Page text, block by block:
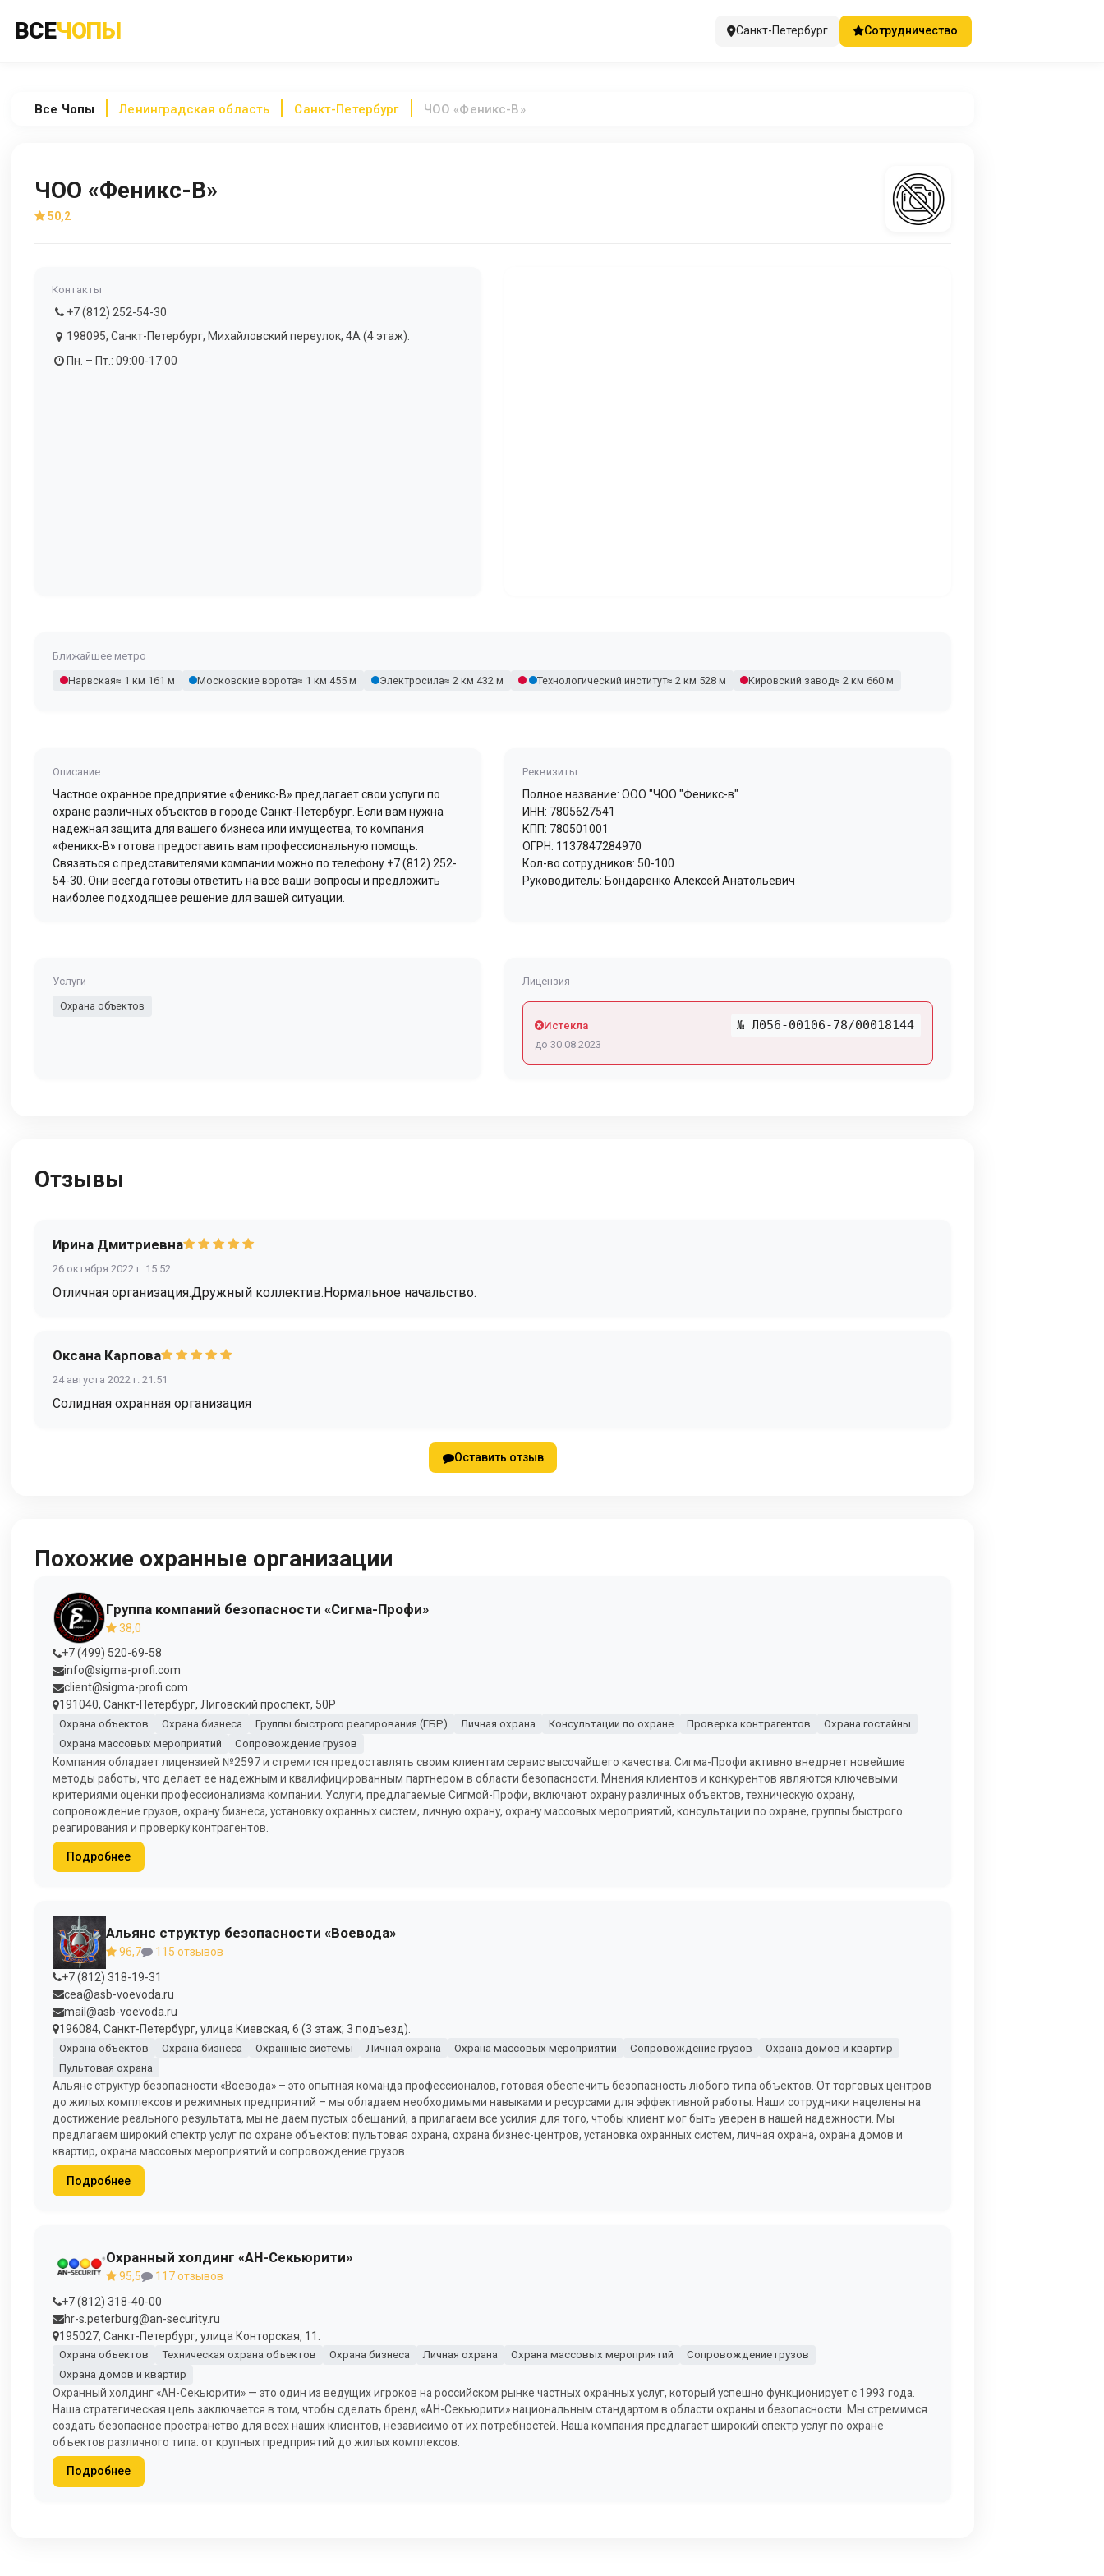
ВСЕЧОПЫ Санкт-Петербург Сотрудничество
Все Чопы Ленинградская область Санкт-Петербург ЧОО «Феникс-В»
ЧОО «Феникс-В»
50,2
Контакты
+7 (812) 252-54-30
198095, Санкт-Петербург, Михайловский переулок, 4А (4 этаж).
Пн. – Пт.: 09:00-17:00
Ближайшее метро
Нарвская≈ 1 км 161 м Московские ворота≈ 1 км 455 м Электросила≈ 2 км 432 м Технологический институт≈ 2 км 528 м Кировский завод≈ 2 км 660 м
Описание
Частное охранное предприятие «Феникс-В» предлагает свои услуги по
охране различных объектов в городе Санкт-Петербург. Если вам нужна
надежная защита для вашего бизнеса или имущества, то компания
«Феникx-В» готова предоставить вам профессиональную помощь.
Связаться с представителями компании можно по телефону +7 (812) 252-
54-30. Они всегда готовы ответить на все ваши вопросы и предложить
наиболее подходящее решение для вашей ситуации.
Реквизиты
Полное название: ООО "ЧОО "Феникс-в"
ИНН: 7805627541
КПП: 780501001
ОГРН: 1137847284970
Кол-во сотрудников: 50-100
Руководитель: Бондаренко Алексей Анатольевич
Услуги
Охрана объектов
Лицензия
Истекла № Л056-00106-78/00018144
до 30.08.2023
Отзывы
Ирина Дмитриевна
26 октября 2022 г. 15:52
Отличная организация.Дружный коллектив.Нормальное начальство.
Оксана Карпова
24 августа 2022 г. 21:51
Солидная охранная организация
Оставить отзыв
Похожие охранные организации
Группа компаний безопасности «Сигма-Профи»
38,0
+7 (499) 520-69-58
info@sigma-profi.com
client@sigma-profi.com
191040, Санкт-Петербург, Лиговский проспект, 50Р
Охрана объектов Охрана бизнеса Группы быстрого реагирования (ГБР) Личная охрана Консультации по охране Проверка контрагентов
Охрана гостайны
Охрана массовых мероприятий
Сопровождение грузов
Компания обладает лицензией №2597 и стремится предоставлять своим клиентам сервис высочайшего качества. Сигма-Профи активно внедряет новейшие
методы работы, что делает ее надежным и квалифицированным партнером в области безопасности. Мнения клиентов и конкурентов являются ключевыми
критериями оценки профессионализма компании. Услуги, предлагаемые Сигмой-Профи, включают охрану различных объектов, техническую охрану,
сопровождение грузов, охрану бизнеса, установку охранных систем, личную охрану, охрану массовых мероприятий, консультации по охране, группы быстрого
реагирования и проверку контрагентов.
Подробнее
Альянс структур безопасности «Воевода»
96,7
115 отзывов
+7 (812) 318-19-31
cea@asb-voevoda.ru
mail@asb-voevoda.ru
196084, Санкт-Петербург, улица Киевская, 6 (3 этаж; 3 подъезд).
Охрана объектов Охрана бизнеса Охранные системы Личная охрана Охрана массовых мероприятий Сопровождение грузов
Охрана домов и квартир
Пультовая охрана
Альянс структур безопасности «Воевода» – это опытная команда профессионалов, готовая обеспечить безопасность любого типа объектов. От торговых центров
до жилых комплексов и режимных предприятий – мы обладаем необходимыми навыками и ресурсами для эффективной работы. Наши сотрудники нацелены на
достижение реального результата, мы не даем пустых обещаний, а прилагаем все усилия для того, чтобы клиент мог быть уверен в нашей надежности. Мы
предлагаем широкий спектр услуг по охране объектов: пультовая охрана, охрана бизнес-центров, установка охранных систем, личная охрана, охрана домов и
квартир, охрана массовых мероприятий и сопровождение грузов.
Подробнее
Охранный холдинг «АН-Секьюрити»
95,5
117 отзывов
+7 (812) 318-40-00
hr-s.peterburg@an-security.ru
195027, Санкт-Петербург, улица Конторская, 11.
Охрана объектов Техническая охрана объектов Охрана бизнеса Личная охрана Охрана массовых мероприятий
Сопровождение грузов
Охрана домов и квартир
Охранный холдинг «АН-Секьюрити» — это один из ведущих игроков на российском рынке частных охранных услуг, который успешно функционирует с 1993 года.
Наша стратегическая цель заключается в том, чтобы сделать бренд «АН-Секьюрити» национальным стандартом в области охраны и безопасности. Мы стремимся
создать безопасное пространство для всех наших клиентов, независимо от их потребностей. Наша компания предлагает широкий спектр услуг по охране
объектов различного типа: от крупных предприятий до жилых комплексов.
Подробнее